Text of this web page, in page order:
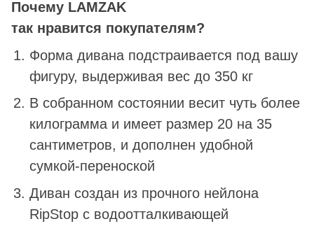
Почему LAMZAK
так нравится покупателям?
Форма дивана подстраивается под вашу
фигуру, выдерживая вес до 350 кг
В собранном состоянии весит чуть более
килограмма и имеет размер 20 на 35
сантиметров, и дополнен удобной
сумкой-переноской
Диван создан из прочного нейлона
RipStop с водоотталкивающей